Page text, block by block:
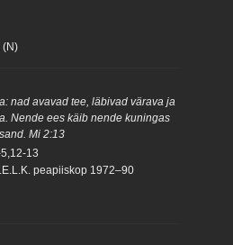
(N)
nad avavad tee, läbivad värava ja
Nende ees käib nende kuningas
Mi 2:13
13
peapiiskop 1972–90